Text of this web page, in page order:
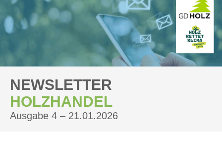
NEWSLETTER
HOLZHANDEL
Ausgabe 4 – 21.01.2026